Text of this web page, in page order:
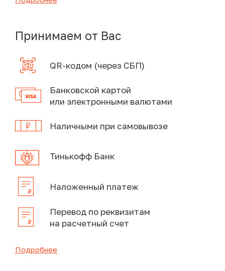
Принимаем от Вас
QR-кодом (через СБП)
Банковской картой
или электронными валютами
Наличными при самовывозе
Тинькофф Банк
Наложенный платеж
Перевод по реквизитам
на расчетный счет
Подробнее